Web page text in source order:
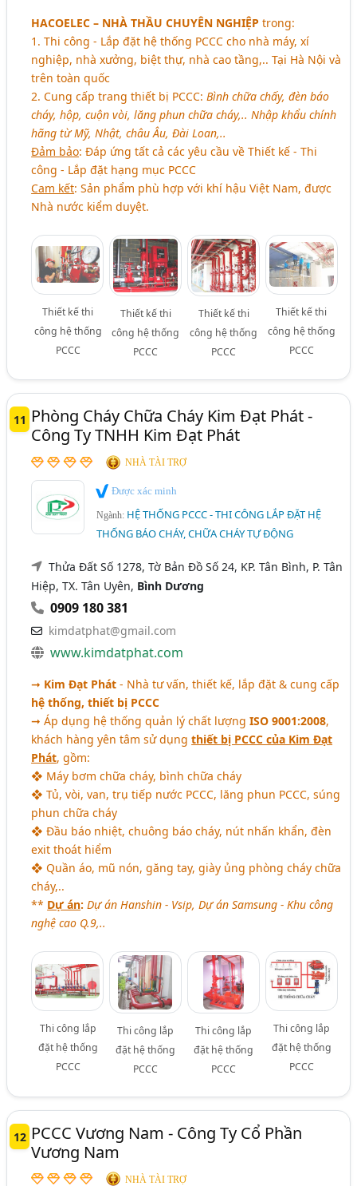
HACOELEC – NHÀ THẦU CHUYÊN NGHIỆP trong:
1. Thi công - Lắp đặt hệ thống PCCC cho nhà máy, xí
nghiệp, nhà xưởng, biệt thự, nhà cao tầng,.. Tại Hà Nội và
trên toàn quốc
2. Cung cấp trang thiết bị PCCC:Bình chữa chấy, đèn báo
cháy, hộp, cuộn vòi, lăng phun chữa cháy,.. Nhập khẩu chính
hãng từ Mỹ, Nhật, châu Âu, Đài Loan,..
Đảm bảo: Đáp ứng tất cả các yêu cầu về Thiết kế - Thi
công - Lắp đặt hạng mục PCCC
Cam kết: Sản phẩm phù hợp với khí hậu Việt Nam, được
Nhà nước kiểm duyệt.
Thiết kế thi
công hệ thống
PCCC
Thiết kế thi
công hệ thống
PCCC
Thiết kế thi
công hệ thống
PCCC
Thiết kế thi
công hệ thống
PCCC
11 Phòng Cháy Chữa Cháy Kim Đạt Phát -
Công Ty TNHH Kim Đạt Phát
NHÀ TÀI TRỢ
Được xác minh
Ngành: HỆ THỐNG PCCC - THI CÔNG LẮP ĐẶT HỆ
THỐNG BÁO CHÁY, CHỮA CHÁY TỰ ĐỘNG
Thửa Đất Số 1278, Tờ Bản Đồ Số 24, KP. Tân Bình, P. Tân
Hiệp, TX. Tân Uyên, Bình Dương
0909 180 381
kimdatphat@gmail.com
www.kimdatphat.com
➞ Kim Đạt Phát - Nhà tư vấn, thiết kế, lắp đặt & cung cấp
hệ thống, thiết bị PCCC
➞ Áp dụng hệ thống quản lý chất lượngISO 9001:2008,
khách hàng yên tâm sử dụngthiết bị PCCC của Kim Đạt
Phát, gồm:
❖ Máy bơm chữa cháy, bình chữa cháy
❖ Tủ, vòi, van, trụ tiếp nước PCCC, lăng phun PCCC, súng
phun chữa cháy
❖ Đầu báo nhiệt, chuông báo cháy, nút nhấn khẩn, đèn
exit thoát hiểm
❖ Quần áo, mũ nón, găng tay, giày ủng phòng cháy chữa
cháy,..
** Dự án: Dự án Hanshin - Vsip, Dự án Samsung - Khu công
nghệ cao Q.9,..
Thi công lắp
đặt hệ thống
PCCC
Thi công lắp
đặt hệ thống
PCCC
Thi công lắp
đặt hệ thống
PCCC
Thi công lắp
đặt hệ thống
PCCC
12 PCCC Vương Nam - Công Ty Cổ Phần
Vương Nam
NHÀ TÀI TRỢ